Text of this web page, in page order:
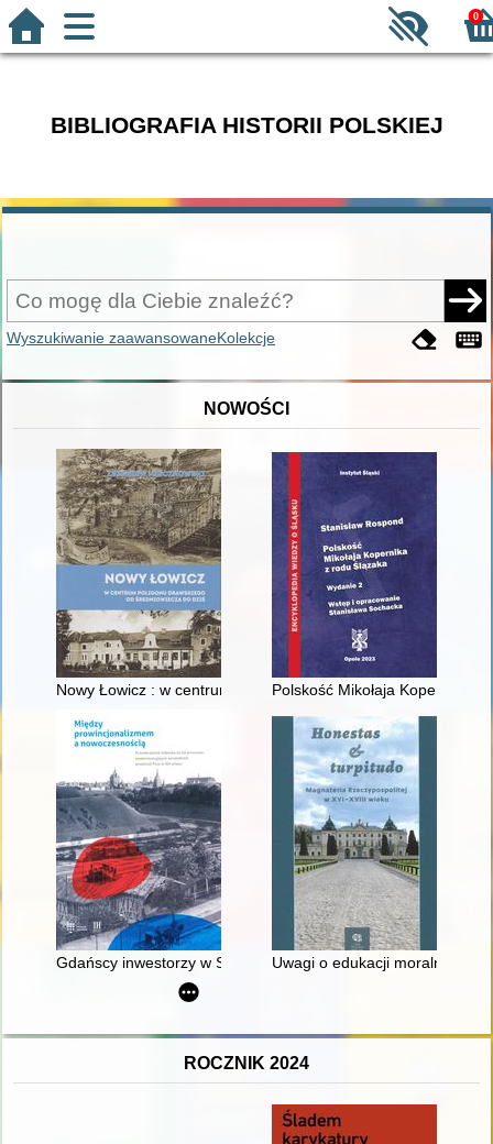
0
BIBLIOGRAFIA HISTORII POLSKIEJ
Wyszukiwanie zaawansowaneKolekcje
NOWOŚCI
Nowy Łowicz : w centrum poligonu drawskiego od
Polskość Mikołaja Kopernika z
Gdańscy inwestorzy w Sopocie : prestiż finansowy i
Uwagi o edukacji moralnej
ROCZNIK 2024